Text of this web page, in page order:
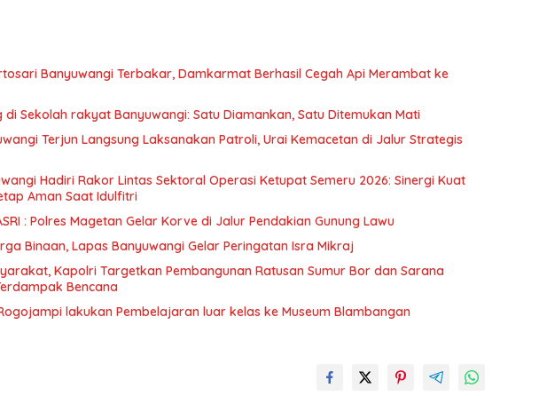
Banyuwangi Terbakar, Damkarmat Berhasil Cegah Api Merambat ke
di Sekolah rakyat Banyuwangi: Satu Diamankan, Satu Ditemukan Mati
Terjun Langsung Laksanakan Patroli, Urai Kemacetan di Jalur Strategis
Hadiri Rakor Lintas Sektoral Operasi Ketupat Semeru 2026: Sinergi Kuat
Aman Saat Idulfitri
: Polres Magetan Gelar Korve di Jalur Pendakian Gunung Lawu
Binaan, Lapas Banyuwangi Gelar Peringatan Isra Mikraj
Kapolri Targetkan Pembangunan Ratusan Sumur Bor dan Sarana
Bencana
lakukan Pembelajaran luar kelas ke Museum Blambangan